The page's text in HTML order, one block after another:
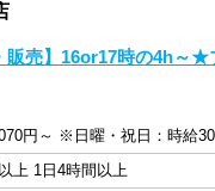
販売】16or17時の4h～
円～ ※日曜・祝日：時給
上 1日4時間以上